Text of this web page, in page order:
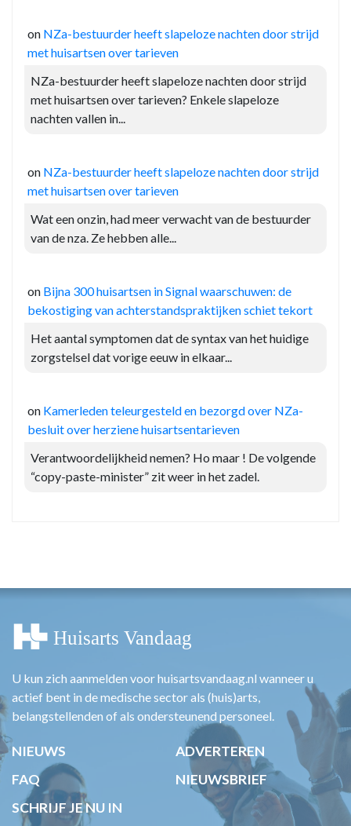
on NZa-bestuurder heeft slapeloze nachten door strijd
met huisartsen over tarieven
NZa-bestuurder heeft slapeloze nachten door strijd
met huisartsen over tarieven? Enkele slapeloze
nachten vallen in...
on NZa-bestuurder heeft slapeloze nachten door strijd
met huisartsen over tarieven
Wat een onzin, had meer verwacht van de bestuurder
van de nza. Ze hebben alle...
on Bijna 300 huisartsen in Signal waarschuwen: de
bekostiging van achterstandspraktijken schiet tekort
Het aantal symptomen dat de syntax van het huidige
zorgstelsel dat vorige eeuw in elkaar...
on Kamerleden teleurgesteld en bezorgd over NZa-
besluit over herziene huisartsentarieven
Verantwoordelijkheid nemen? Ho maar ! De volgende
“copy-paste-minister” zit weer in het zadel.
U kun zich aanmelden voor huisartsvandaag.nl wanneer u
actief bent in de medische sector als (huis)arts,
belangstellenden of als ondersteunend personeel.
NIEUWS
ADVERTEREN
FAQ
NIEUWSBRIEF
SCHRIJF JE NU IN